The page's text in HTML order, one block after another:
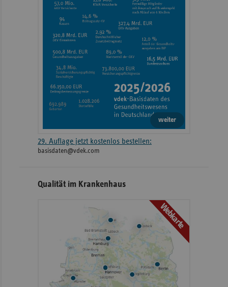
weiter
29. Auflage jetzt kostenlos bestellen:
basisdaten@vdek.com
Qualität im Krankenhaus
Webkarte